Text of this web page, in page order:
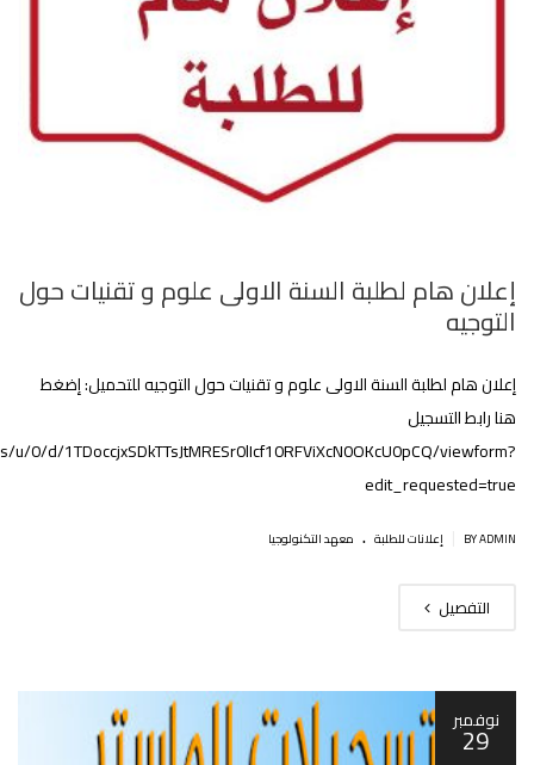
إعلان هام لطلبة السنة الاولى علوم و تقنيات حول
التوجيه
إعلان هام لطلبة السنة الاولى علوم و تقنيات حول التوجيه للتحميل: إضغط
هنا رابط التسجيل
0/d/1TDoccjxSDkTTsJtMRESr0lIcf10RFViXcN0OKcU0pCQ/viewform?
edit_requested=true
BY ADMIN إعلانات للطلبة . معهد التكنولوجيا
التفصيل
نوفمبر
29